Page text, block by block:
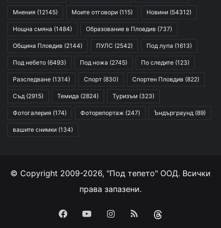
Мнения (12145) Моите отговори (115) Новини (54312)
Нощна смяна (1484) Образование в Пловдив (737)
Община Пловдив (2144) ПУЛС (2542) Под лупа (1613)
Под небето (6493) Под ножа (2745) По следите (123)
Разследване (1314) Спорт (830) Спортен Пловдив (822)
Съд (2915) Темида (2824) Туризъм (323)
Фотогалерия (174) Фоторепортаж (247) Ъндърграунд (89)
вашите снимки (134)
© Copyright 2009-2026, "Под тепето" ООД. Всички
права запазени.
Facebook
YouTubeInstagram
RSS